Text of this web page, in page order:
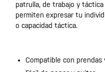
patrulla, de trabajo y táctica
permiten expresar tu
o capacidad táctica.
Compatible con prendas